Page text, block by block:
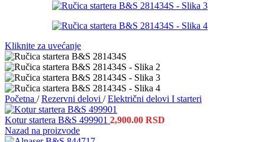
Kliknite za uvećanje
Početna / Rezervni delovi / Električni delovi I starteri
Kotur startera B&S 499901 2,900.00 RSD
Nazad na proizvode